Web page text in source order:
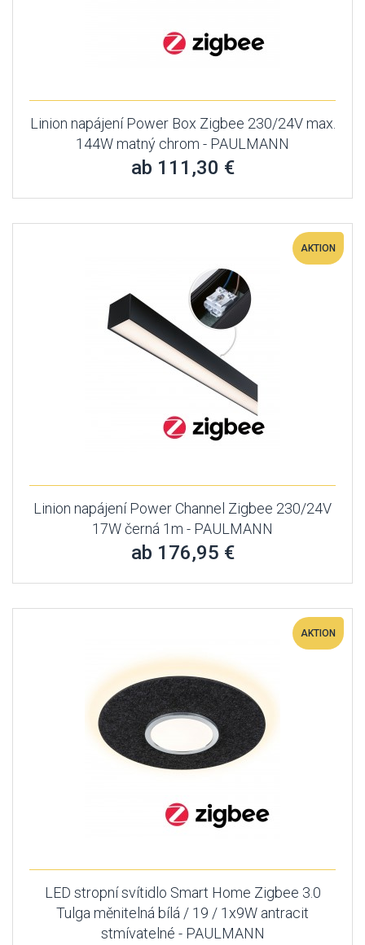
Linion napájení Power Box Zigbee 230/24V max.
144W matný chrom - PAULMANN
ab 111,30 €
AKTION
Linion napájení Power Channel Zigbee 230/24V
17W černá 1m - PAULMANN
ab 176,95 €
AKTION
LED stropní svítidlo Smart Home Zigbee 3.0
Tulga měnitelná bílá / 19 / 1x9W antracit
stmívatelné - PAULMANN